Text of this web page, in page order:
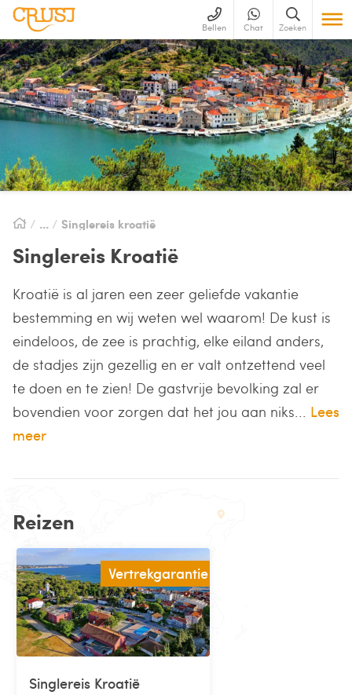
Bellen Chat Zoeken
Singlereis kroatië
Singlereis Kroatië
Kroatië is al jaren een zeer geliefde vakantie
bestemming en wij weten wel waarom! De kust is
eindeloos, de zee is prachtig, elke eiland anders,
de stadjes zijn gezellig en er valt ontzettend veel
te doen en te zien! De gastvrije bevolking zal er
bovendien voor zorgen dat het jou aan niks... Lees
meer
Reizen
Vertrekgarantie
Singlereis Kroatië